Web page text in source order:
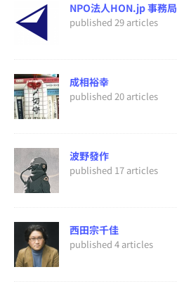
NPO法人HON.jp 事務局
published 29 articles
成相裕幸
published 20 articles
波野發作
published 17 articles
西田宗千佳
published 4 articles